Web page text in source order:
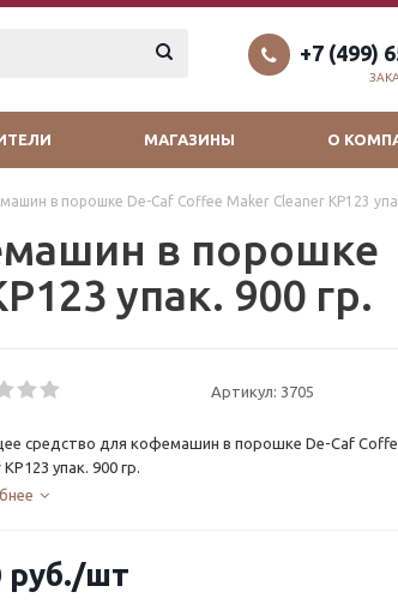
+7 (499)
МАГАЗИНЫ О
в порошке De-Caf Coffee Maker Cleaner KP123
в порошке
упак. 900 гр.
Артикул: 3705
средство для кофемашин в порошке De-Caf
упак. 900 гр.
руб./шт